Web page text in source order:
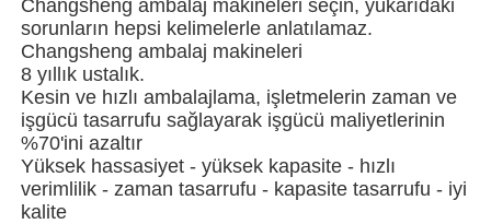
Döner paketleme makinesi
Çok şeritli paketleme makinesi
Kurutucu Yerleştirme Makinesi
Changsheng ambalaj makineleri seçin, yukarıdaki
sorunların hepsi kelimelerle anlatılamaz.
Changsheng ambalaj makineleri
8 yıllık ustalık.
Kesin ve hızlı ambalajlama, işletmelerin zaman ve
işgücü tasarrufu sağlayarak işgücü maliyetlerinin
%70'ini azaltır
Yüksek hassasiyet - yüksek kapasite - hızlı
verimlilik - zaman tasarrufu - kapasite tasarrufu - iyi
kalite